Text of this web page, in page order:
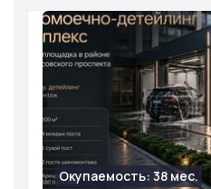
Окупаемость: 38 мес.